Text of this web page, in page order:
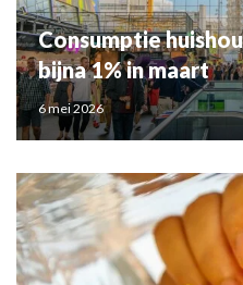
Consumptie
bijna 1% in maart
6 mei 2026